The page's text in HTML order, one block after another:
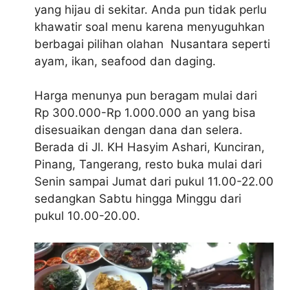
yang hijau di sekitar. Anda pun tidak perlu
khawatir soal menu karena menyuguhkan
berbagai pilihan olahan Nusantara seperti
ayam, ikan, seafood dan daging.
Harga menunya pun beragam mulai dari
Rp 300.000-Rp 1.000.000 an yang bisa
disesuaikan dengan dana dan selera.
Berada di Jl. KH Hasyim Ashari, Kunciran,
Pinang, Tangerang, resto buka mulai dari
Senin sampai Jumat dari pukul 11.00-22.00
sedangkan Sabtu hingga Minggu dari
pukul 10.00-20.00.